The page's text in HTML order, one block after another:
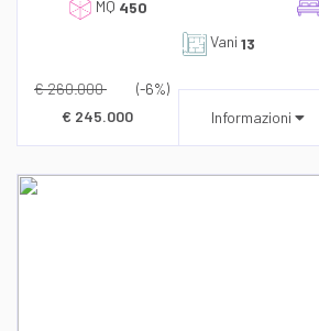
l'informativa sulla privacy
MQ 450
Vani 13
€ 260.000
€ 245.000
(-6%)
Informazioni